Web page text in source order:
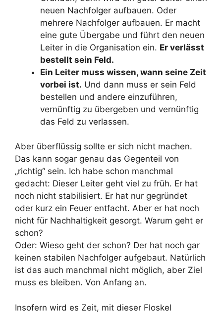
neuen Nachfolger aufbauen. Oder
mehrere Nachfolger aufbauen. Er macht
eine gute Übergabe und führt den neuen
Leiter in die Organisation ein. Er verlässt
bestellt sein Feld.
Ein Leiter muss wissen, wann seine Zeit
vorbei ist. Und dann muss er sein Feld
bestellen und andere einzuführen,
vernünftig zu übergeben und vernünftig
das Feld zu verlassen.
Aber überflüssig sollte er sich nicht machen.
Das kann sogar genau das Gegenteil von
„richtig“ sein. Ich habe schon manchmal
gedacht: Dieser Leiter geht viel zu früh. Er hat
noch nicht stabilisiert. Er hat nur gegründet
oder kurz ein Feuer entfacht. Aber er hat noch
nicht für Nachhaltigkeit gesorgt. Warum geht er
schon?
Oder: Wieso geht der schon? Der hat noch gar
keinen stabilen Nachfolger aufgebaut. Natürlich
ist das auch manchmal nicht möglich, aber Ziel
muss es bleiben. Von Anfang an.
Insofern wird es Zeit, mit dieser Floskel